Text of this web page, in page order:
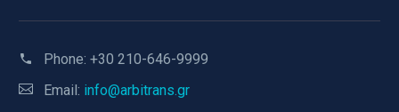
Phone: +30 210-646-9999
Email: info@arbitrans.gr